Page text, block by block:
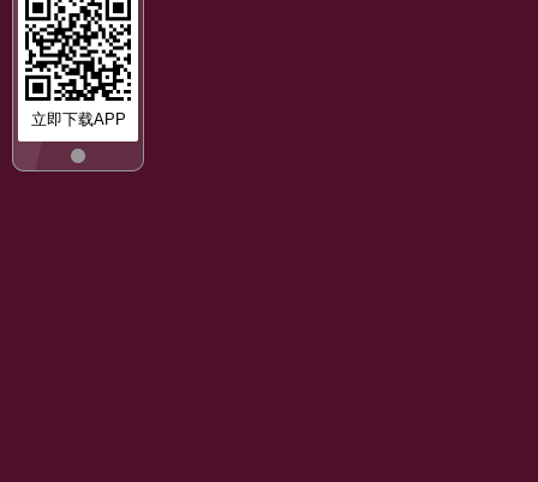
立即下载APP